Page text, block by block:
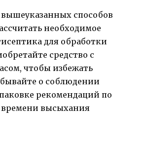
способов
необходимое
для обработки
средство с
чтобы избежать
о соблюдении
рекомендаций по
высыхания